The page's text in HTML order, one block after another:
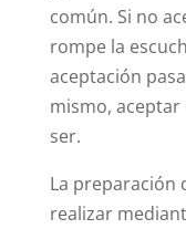
común. Si no
rompe la
aceptación
mismo,
ser.
La preparación
realizar